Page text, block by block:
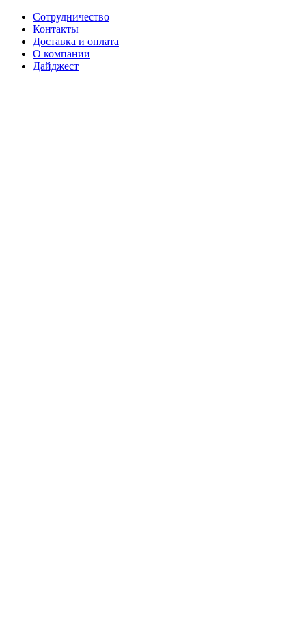
Сотрудничество
Контакты
Доставка и оплата
О компании
Дайджест